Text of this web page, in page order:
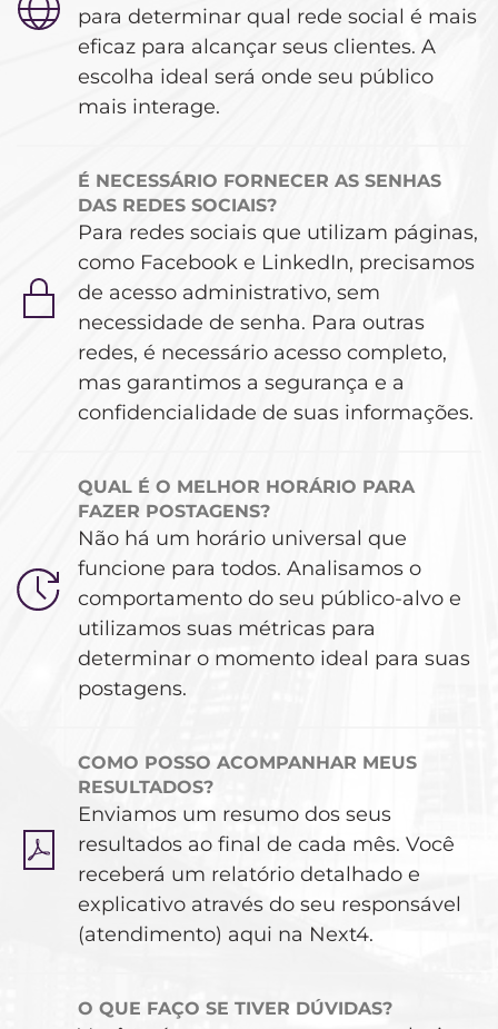
para determinar qual rede social é mais
eficaz para alcançar seus clientes. A
escolha ideal será onde seu público
mais interage.
É NECESSÁRIO FORNECER AS SENHAS
DAS REDES SOCIAIS?
Para redes sociais que utilizam páginas,
como Facebook e LinkedIn, precisamos
de acesso administrativo, sem
necessidade de senha. Para outras
redes, é necessário acesso completo,
mas garantimos a segurança e a
confidencialidade de suas informações.
QUAL É O MELHOR HORÁRIO PARA
FAZER POSTAGENS?
Não há um horário universal que
funcione para todos. Analisamos o
comportamento do seu público-alvo e
utilizamos suas métricas para
determinar o momento ideal para suas
postagens.
COMO POSSO ACOMPANHAR MEUS
RESULTADOS?
Enviamos um resumo dos seus
resultados ao final de cada mês. Você
receberá um relatório detalhado e
explicativo através do seu responsável
(atendimento) aqui na Next4.
O QUE FAÇO SE TIVER DÚVIDAS?